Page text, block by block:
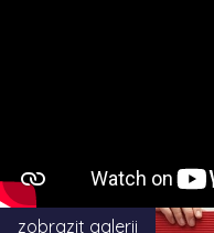
zobrazit galerii